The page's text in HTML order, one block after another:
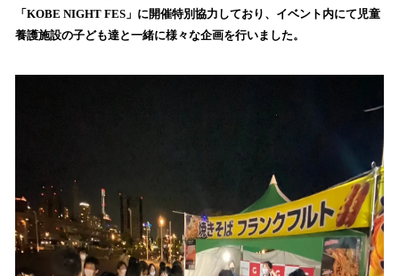
を
読
「KOBE NIGHT FES」に開催特別協力しており、イベント内にて児童
養護施設の子ども達と一緒に様々な企画を行いました。